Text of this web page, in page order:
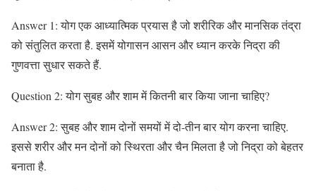
Answer 1: योग एक आध्यात्मिक प्रयास है जो शरीरिक और मानसिक तंद्रा
को संतुलित करता है. इसमें योगासन आसन और ध्यान करके निद्रा की
गुणवत्ता सुधार सकते हैं.
Question 2: योग सुबह और शाम में कितनी बार किया जाना चाहिए?
Answer 2: सुबह और शाम दोनों समयों में दो-तीन बार योग करना चाहिए.
इससे शरीर और मन दोनों को स्थिरता और चैन मिलता है जो निद्रा को बेहतर
बनाता है.